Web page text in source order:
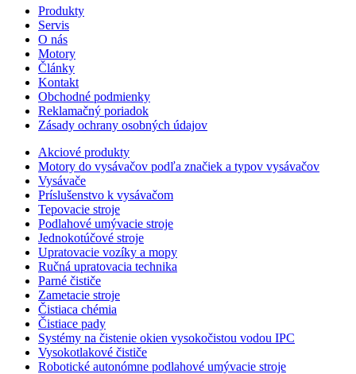
Produkty
Servis
O nás
Motory
Články
Kontakt
Obchodné podmienky
Reklamačný poriadok
Zásady ochrany osobných údajov
Akciové produkty
Motory do vysávačov podľa značiek a typov vysávačov
Vysávače
Príslušenstvo k vysávačom
Tepovacie stroje
Podlahové umývacie stroje
Jednokotúčové stroje
Upratovacie vozíky a mopy
Ručná upratovacia technika
Parné čističe
Zametacie stroje
Čistiaca chémia
Čistiace pady
Systémy na čistenie okien vysokočistou vodou IPC
Vysokotlakové čističe
Robotické autonómne podlahové umývacie stroje